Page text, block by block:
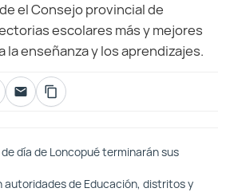
el Consejo provincial de
escolares más y mejores
enseñanza y los aprendizajes.
día de Loncopué terminarán sus
autoridades de Educación, distritos y